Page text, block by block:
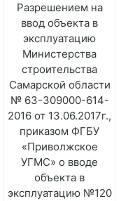
Разрешением на
ввод объекта в
эксплуатацию
Министерства
строительства
Самарской области
№ 63-309000-614-
2016 от 13.06.2017г.,
приказом ФГБУ
«Приволжское
УГМС» о вводе
объекта в
эксплуатацию №120